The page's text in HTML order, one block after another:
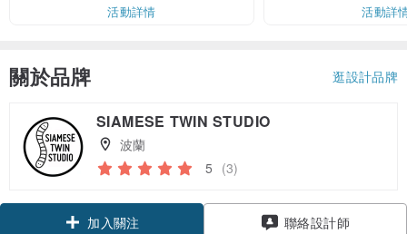
活動詳情
活動詳
關於品牌 逛設計品牌
SIAMESE TWIN STUDIO
波蘭
5 (3)
加入關注 聯絡設計師